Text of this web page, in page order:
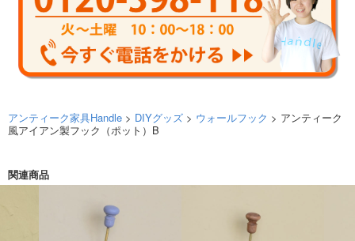
アンティーク家具Handle > DIYグッズ > ウォールフック > アンティーク
風アイアン製フック（ポット）B
関連商品